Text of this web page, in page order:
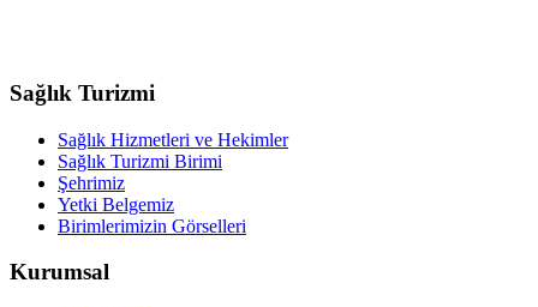
Sağlık Turizmi
Sağlık Hizmetleri ve Hekimler
Sağlık Turizmi Birimi
Şehrimiz
Yetki Belgemiz
Birimlerimizin Görselleri
Kurumsal